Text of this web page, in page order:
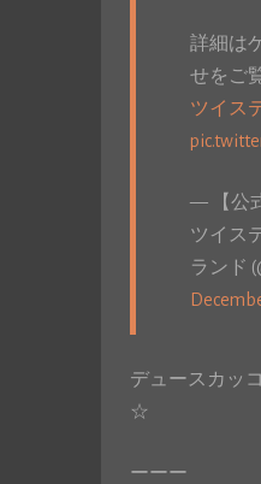
詳細は
せをご
ツイス
— 【公
ツイス
ランド
デュースカッ
☆
ーーー